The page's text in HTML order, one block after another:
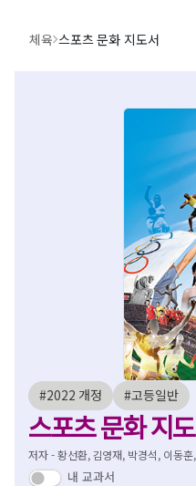
체육 스포츠 문화 지도서
#2022 개정 #고등일반
스포츠 문화 지
저자 - 황선환, 김영재, 박경석, 이동
내 교과서